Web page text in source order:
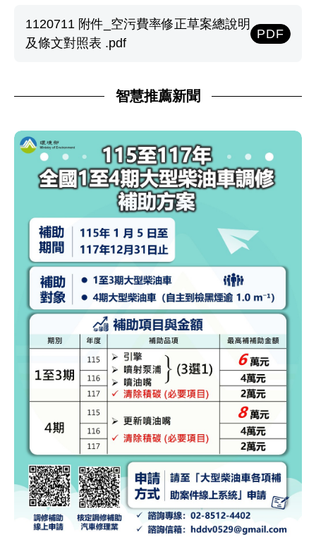
1120711 附件_空污費率修正草案總說明
及條文對照表 .pdf
PDF
智慧推薦新聞